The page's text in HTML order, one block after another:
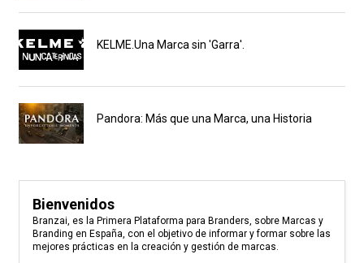
KELME.Una Marca sin 'Garra'.
Pandora: Más que una Marca, una Historia
Bienvenidos
Branzai, es la Primera Plataforma para Branders, sobre Marcas y
Branding en España, con el objetivo de informar y formar sobre las
mejores prácticas en la creación y gestión de marcas.